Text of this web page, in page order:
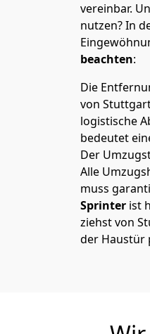
vereinbar.
nutzen? In
beachten:
Die
von
logistische
bedeutet
Der
Alle
muss
Sprinter ist
ziehst von
der Haustür